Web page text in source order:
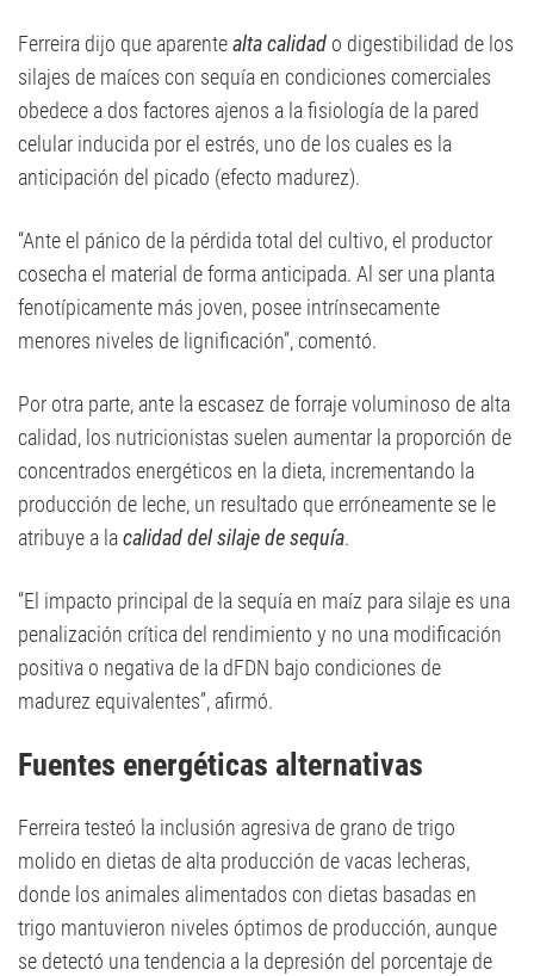
Ferreira dijo que aparentealta calidad o digestibilidad de los
silajes de maíces con sequía en condiciones comerciales
obedece a dos factores ajenos a la fisiología de la pared
celular inducida por el estrés, uno de los cuales es la
anticipación del picado (efecto madurez).
“Ante el pánico de la pérdida total del cultivo, el productor
cosecha el material de forma anticipada. Al ser una planta
fenotípicamente más joven, posee intrínsecamente
menores niveles de lignificación”, comentó.
Por otra parte, ante la escasez de forraje voluminoso de alta
calidad, los nutricionistas suelen aumentar la proporción de
concentrados energéticos en la dieta, incrementando la
producción de leche, un resultado que erróneamente se le
atribuye a lacalidad del silaje de sequía.
“El impacto principal de la sequía en maíz para silaje es una
penalización crítica del rendimiento y no una modificación
positiva o negativa de la dFDN bajo condiciones de
madurez equivalentes”, afirmó.
Fuentes energéticas alternativas
Ferreira testeó la inclusión agresiva de grano de trigo
molido en dietas de alta producción de vacas lecheras,
donde los animales alimentados con dietas basadas en
trigo mantuvieron niveles óptimos de producción, aunque
se detectó una tendencia a la depresión del porcentaje de